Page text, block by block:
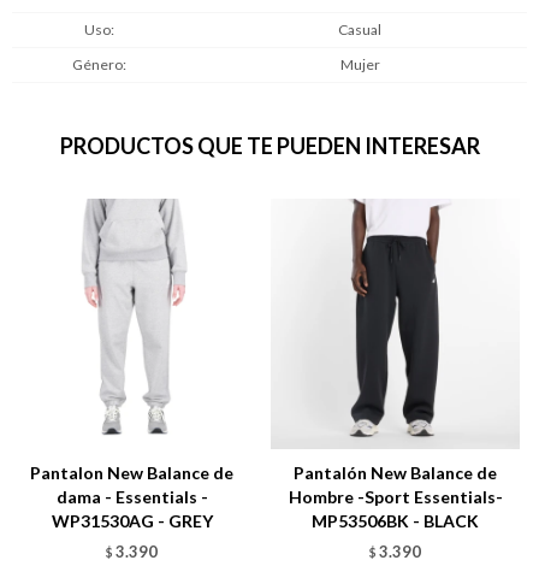
Uso
Casual
Género
Mujer
PRODUCTOS QUE TE PUEDEN INTERESAR
Pantalon New Balance de
dama - Essentials -
WP31530AG - GREY
$ 3.390
Pantalón New Balance de
Hombre -Sport Essentials-
MP53506BK - BLACK
$ 3.390